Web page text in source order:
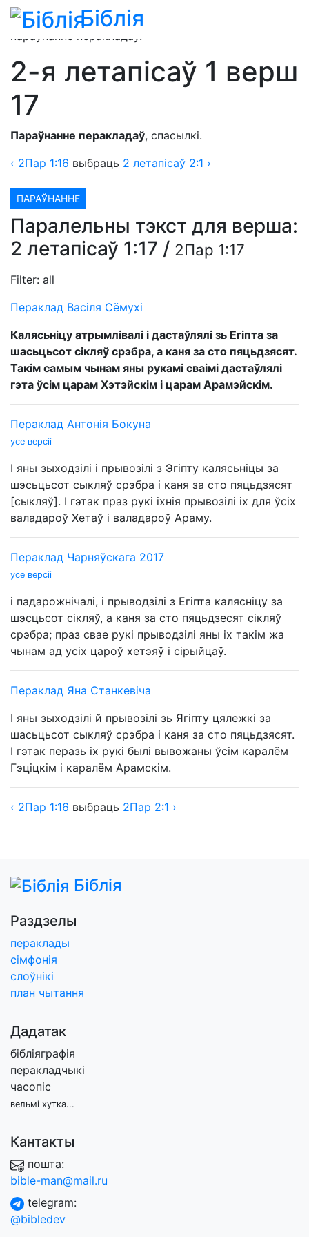
Біблія
2-я летапісаў 1 верш » 2 летапісаў 1:17 —
параўнанне перакладаў.
2-я летапісаў 1 верш
17
Параўнанне перакладаў, спасылкі.
‹ 2Пар 1:16 выбраць 2 летапісаў 2:1 ›
ПАРАЎНАННЕ
Паралельны тэкст для верша:
2 летапісаў 1:17 / 2Пар 1:17
Filter: all
Пераклад Васіля Сёмухі
Калясьніцу атрымлівалі і дастаўлялі зь Егіпта за
шасьцьсот сікляў срэбра, а каня за сто пяцьдзясят.
Такім самым чынам яны рукамі сваімі дастаўлялі
гэта ўсім царам Хэтэйскім і царам Арамэйскім.
Пераклад Антонія Бокуна
усе версіі
І яны зыходзілі і прывозілі з Эгіпту калясьніцы за
шэсьцьсот сыкляў срэбра і каня за сто пяцьдзясят
[сыкляў]. І гэтак праз рукі іхнія прывозілі іх для ўсіх
валадароў Хетаў і валадароў Араму.
Пераклад Чарняўскага 2017
усе версіі
і падарожнічалі, і прыводзілі з Егіпта калясніцу за
шэсцьсот сікляў, а каня за сто пяцьдзесят сікляў
срэбра; праз свае рукі прыводзілі яны іх такім жа
чынам ад усіх цароў хетэяў і сірыйцаў.
Пераклад Яна Станкевіча
І яны зыходзілі й прывозілі зь Ягіпту цялежкі за
шасьцьсот сыкляў срэбра і каня за сто пяцьдзясят.
І гэтак перазь іх рукі былі вывожаны ўсім каралём
Гэціцкім і каралём Арамскім.
‹ 2Пар 1:16 выбраць 2Пар 2:1 ›
Біблія
Раздзелы
пераклады
сімфонія
слоўнікі
план чытання
Дадатак
бібліяграфія
перакладчыкі
часопіс
вельмі хутка...
Кантакты
пошта:
bible-man@mail.ru
telegram:
@bibledev